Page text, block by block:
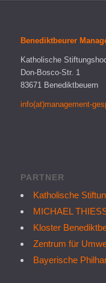
Benediktbeurer
Katholische
Don-Bosco-Str. 1
83671 Benediktbeuern
info(at)management-
PARTNER
Katholische
MICHAEL
Kloster
Zentrum für
Bayerische